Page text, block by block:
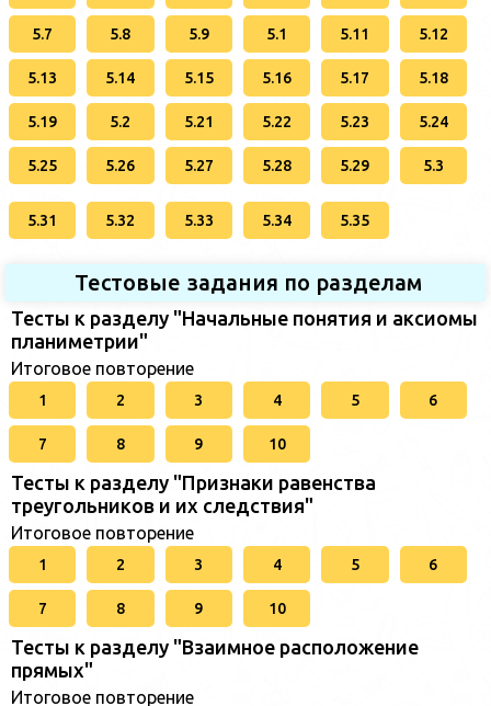
5.7 5.8 5.9 5.1 5.11 5.12
5.13 5.14 5.15 5.16 5.17 5.18
5.19 5.2 5.21 5.22 5.23 5.24
5.25 5.26 5.27 5.28 5.29 5.3
5.31 5.32 5.33 5.34 5.35
Тестовые задания по разделам
Тесты к разделу "Начальные понятия и аксиомы
планиметрии"
Итоговое повторение
1 2 3 4 5 6
7 8 9 10
Тесты к разделу "Признаки равенства
треугольников и их следствия"
Итоговое повторение
1 2 3 4 5 6
7 8 9 10
Тесты к разделу "Взаимное расположение
прямых"
Итоговое повторение